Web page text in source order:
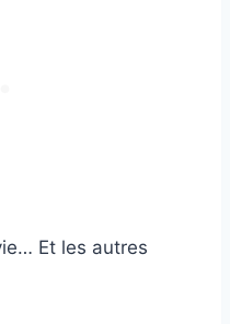
Et les autres